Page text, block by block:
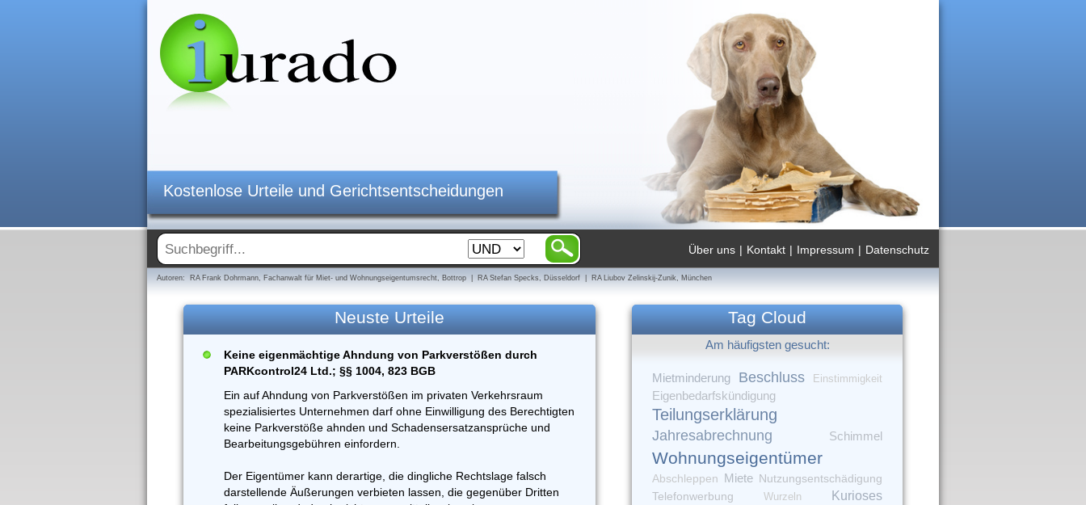
Kostenlose Urteile und Gerichtsentscheidungen
Datenschutz
|
Impressum
|
Kontakt
|
Über uns
Autoren: RA Frank Dohrmann, Fachanwalt für Miet- und Wohnungseigentumsrecht, Bottrop | RA Stefan Specks, Düsseldorf | RA Liubov Zelinskij-Zunik, München
Neuste Urteile
Keine eigenmächtige Ahndung von Parkverstößen durch
PARKcontrol24 Ltd.; §§ 1004, 823 BGB
Ein auf Ahndung von Parkverstößen im privaten Verkehrsraum
spezialisiertes Unternehmen darf ohne Einwilligung des Berechtigten
keine Parkverstöße ahnden und Schadensersatzansprüche und
Bearbeitungsgebühren einfordern.
Der Eigentümer kann derartige, die dingliche Rechtslage falsch
darstellende Äußerungen verbieten lassen, die gegenüber Dritten
Tag Cloud
Am häufigsten gesucht:
Mietminderung Beschluss Einstimmigkeit
Eigenbedarfskündigung
Teilungserklärung
Jahresabrechnung Schimmel
Wohnungseigentümer
Abschleppen Miete Nutzungsentschädigung
Telefonwerbung
Wurzeln Kurioses